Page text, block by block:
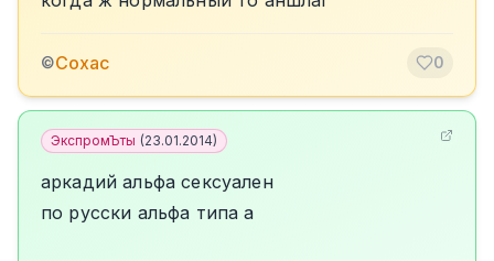
©Сохас 0
ЭкспромЪты (23.01.2014)
аркадий альфа сексуален
по русски альфа типа а